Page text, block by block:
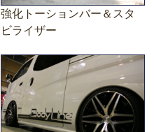
強化トーションバー＆スタ
ビライザー